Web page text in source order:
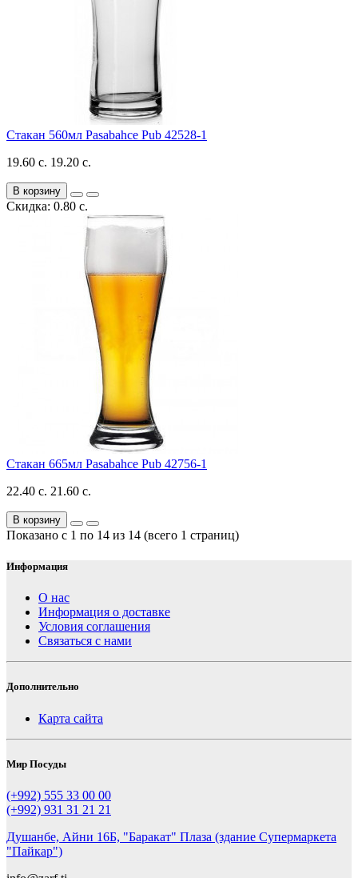
Стакан 560мл Pasabahce Pub 42528-1
19.60 с. 19.20 с.
В корзину
Скидка: 0.80 с.
Стакан 665мл Pasabahce Pub 42756-1
22.40 с. 21.60 с.
В корзину
Показано с 1 по 14 из 14 (всего 1 страниц)
Информация
О нас
Информация о доставке
Условия соглашения
Связаться с нами
Дополнительно
Карта сайта
Мир Посуды
(+992) 555 33 00 00
(+992) 931 31 21 21
Душанбе, Айни 16Б, "Баракат" Плаза (здание Супермаркета
"Пайкар")